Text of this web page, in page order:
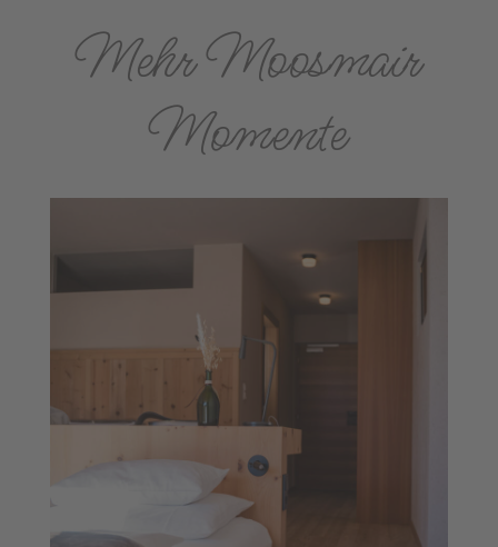
Mehr Moosmair
Momente